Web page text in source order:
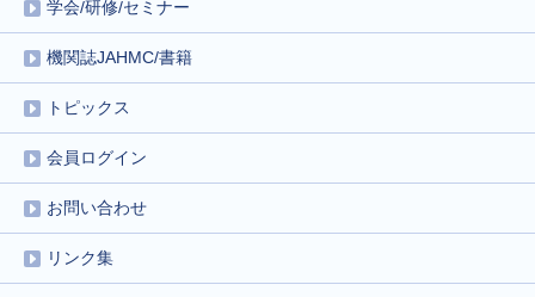
学会/研修/セミナー
機関誌JAHMC/書籍
トピックス
会員ログイン
お問い合わせ
リンク集